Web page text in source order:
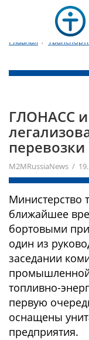
Главная /
​ГЛОНАСС
M2MRussiaNews /
Министерство
ближайшее
бортовыми
один из
заседании
промышленной
топливно-
первую
оснащены
предприятия.